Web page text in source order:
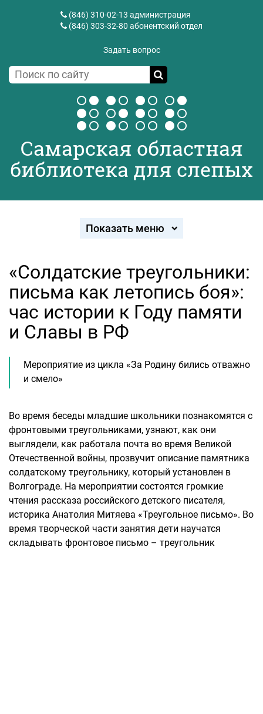
(846) 310-02-13 администрация
(846) 303-32-80 абонентский отдел
Задать вопрос
Самарская областная
библиотека для слепых
Показать меню
«Солдатские треугольники:
письма как летопись боя»:
час истории к Году памяти
и Славы в РФ
Мероприятие из цикла «За Родину бились отважно
и смело»
Во время беседы младшие школьники познакомятся с
фронтовыми треугольниками, узнают, как они
выглядели, как работала почта во время Великой
Отечественной войны, прозвучит описание памятника
солдатскому треугольнику, который установлен в
Волгограде. На мероприятии состоятся громкие
чтения рассказа российского детского писателя,
историка Анатолия Митяева «Треугольное письмо». Во
время творческой части занятия дети научатся
складывать фронтовое письмо – треугольник